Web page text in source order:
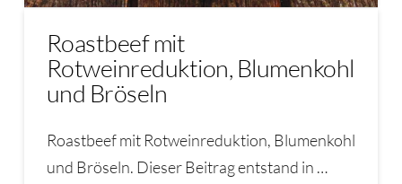
Roastbeef mit
Rotweinreduktion, Blumenkohl
und Bröseln
Roastbeef mit Rotweinreduktion, Blumenkohl
und Bröseln. Dieser Beitrag entstand in …